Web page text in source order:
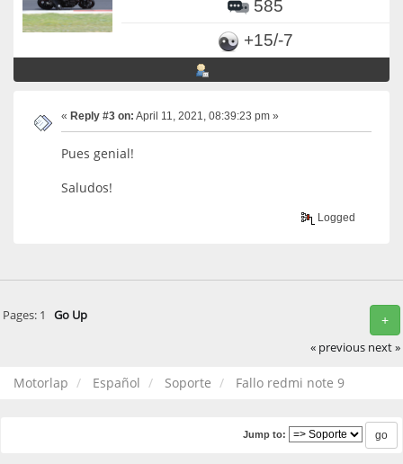
585
+15/-7
« Reply #3 on: April 11, 2021, 08:39:23 pm »
Pues genial!
Saludos!
Logged
+
Pages: 1 Go Up
« previous next »
Motorlap Español Soporte Fallo redmi note 9
Jump to: